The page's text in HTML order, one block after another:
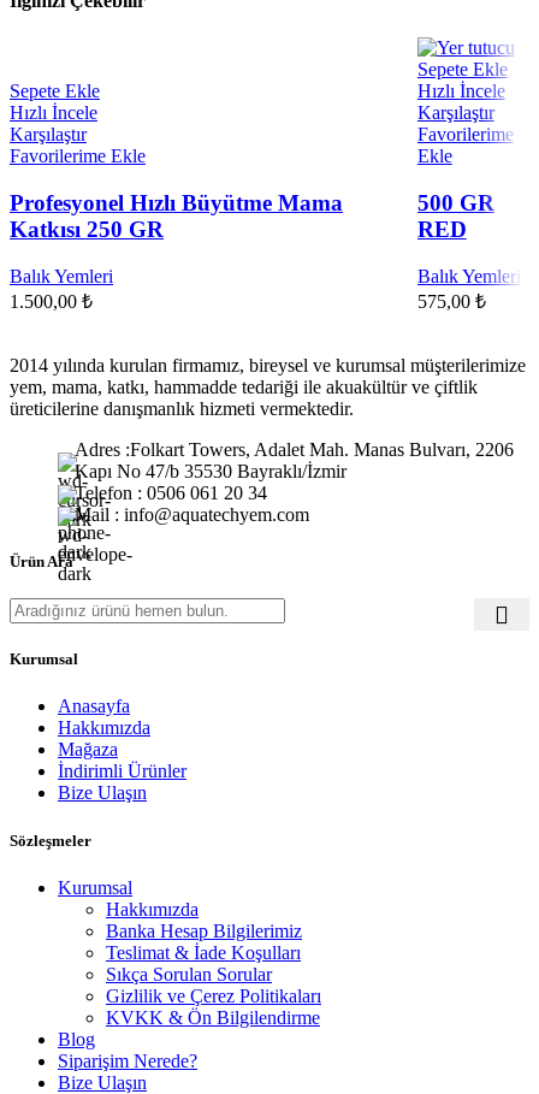
Sepete Ekle
Hızlı İncele
Karşılaştır
Favorilerime Ekle
Profesyonel Hızlı Büyütme Mama
Katkısı 250 GR
Balık Yemleri
₺
Sepete Ekle
Hızlı İncele
Karşılaştır
Favorilerime
Ekle
500 GR
RED
Balık Yemleri
₺
2014 yılında kurulan firmamız, bireysel ve kurumsal müşterilerimize
yem, mama, katkı, hammadde tedariği ile akuakültür ve çiftlik
üreticilerine danışmanlık hizmeti vermektedir.
Adres :Folkart Towers, Adalet Mah. Manas Bulvarı, 2206
Kapı No 47/b 35530 Bayraklı/İzmir
Telefon : 0506 061 20 34
Mail : info@aquatechyem.com
Ürün Ara
Kurumsal
Anasayfa
Hakkımızda
Mağaza
İndirimli Ürünler
Bize Ulaşın
Sözleşmeler
Kurumsal
Hakkımızda
Banka Hesap Bilgilerimiz
Teslimat & İade Koşulları
Sıkça Sorulan Sorular
Gizlilik ve Çerez Politikaları
KVKK & Ön Bilgilendirme
Blog
Siparişim Nerede?
Bize Ulaşın